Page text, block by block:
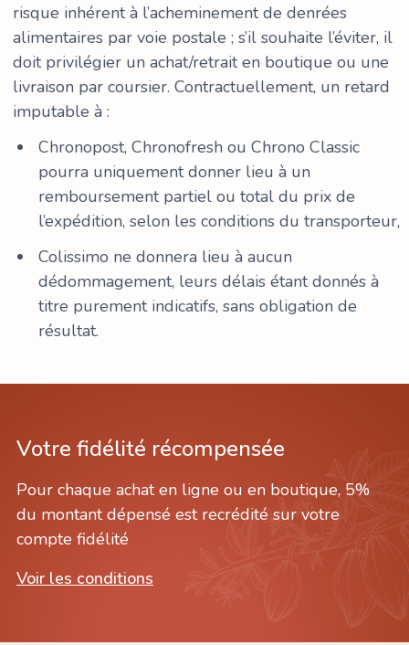
risque inhérent à l’acheminement de denrées
alimentaires par voie postale ; s’il souhaite l’éviter, il
doit privilégier un achat/retrait en boutique ou une
livraison par coursier. Contractuellement, un retard
imputable à :
Chronopost, Chronofresh ou Chrono Classic
pourra uniquement donner lieu à un
remboursement partiel ou total du prix de
l’expédition, selon les conditions du transporteur,
Colissimo ne donnera lieu à aucun
dédommagement, leurs délais étant donnés à
titre purement indicatifs, sans obligation de
résultat.
Votre fidélité récompensée
Pour chaque achat en ligne ou en boutique, 5%
du montant dépensé est recrédité sur votre
compte fidélité
Voir les conditions